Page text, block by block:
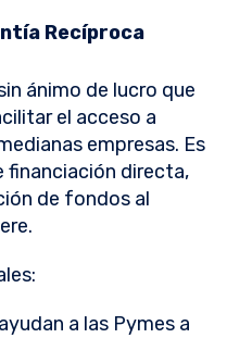
Recíproca
ánimo de lucro que
el acceso a
empresas. Es
financiación directa,
de fondos al
a las Pymes a